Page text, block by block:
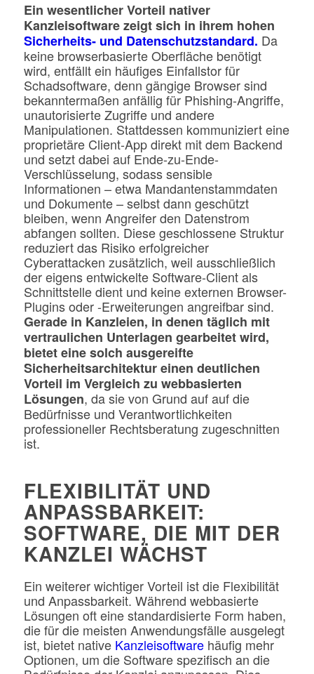
Ein wesentlicher Vorteil nativer
Kanzleisoftware zeigt sich in ihrem hohen
Sicherheits- und Datenschutzstandard. Da
keine browserbasierte Oberfläche benötigt
wird, entfällt ein häufiges Einfallstor für
Schadsoftware, denn gängige Browser sind
bekanntermaßen anfällig für Phishing-Angriffe,
unautorisierte Zugriffe und andere
Manipulationen. Stattdessen kommuniziert eine
proprietäre Client-App direkt mit dem Backend
und setzt dabei auf Ende-zu-Ende-
Verschlüsselung, sodass sensible
Informationen – etwa Mandantenstammdaten
und Dokumente – selbst dann geschützt
bleiben, wenn Angreifer den Datenstrom
abfangen sollten. Diese geschlossene Struktur
reduziert das Risiko erfolgreicher
Cyberattacken zusätzlich, weil ausschließlich
der eigens entwickelte Software-Client als
Schnittstelle dient und keine externen Browser-
Plugins oder -Erweiterungen angreifbar sind.
Gerade in Kanzleien, in denen täglich mit
vertraulichen Unterlagen gearbeitet wird,
bietet eine solch ausgereifte
Sicherheitsarchitektur einen deutlichen
Vorteil im Vergleich zu webbasierten
Lösungen, da sie von Grund auf auf die
Bedürfnisse und Verantwortlichkeiten
professioneller Rechtsberatung zugeschnitten
ist.
FLEXIBILITÄT UND
ANPASSBARKEIT:
SOFTWARE, DIE MIT DER
KANZLEI WÄCHST
Ein weiterer wichtiger Vorteil ist die Flexibilität
und Anpassbarkeit. Während webbasierte
Lösungen oft eine standardisierte Form haben,
die für die meisten Anwendungsfälle ausgelegt
ist, bietet native Kanzleisoftwarehäufig mehr
Optionen, um die Software spezifisch an die